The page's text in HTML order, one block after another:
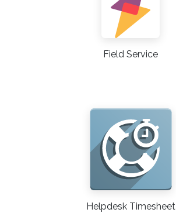
Field Service
Helpdesk Timesheet